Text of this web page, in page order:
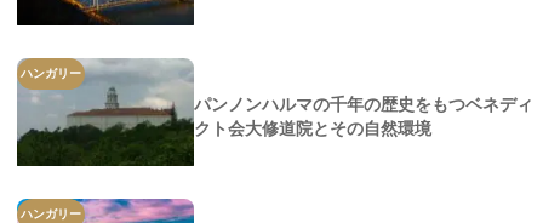
ハンガリー
パンノンハルマの千年の歴史をもつベネディ
クト会大修道院とその自然環境
ハンガリー